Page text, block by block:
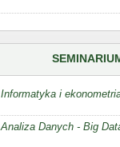
Informatyka i
Analiza Danych - Big